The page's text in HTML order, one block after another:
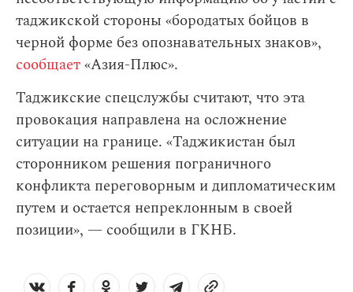
таджикской стороны «бородатых бойцов в
черной форме без опознавательных знаков»,
сообщает«Азия-Плюс».
Таджикские спецслужбы считают, что эта
провокация направлена на осложнение
ситуации на границе. «Таджикистан был
сторонником решения пограничного
конфликта переговорным и дипломатическим
путем и остается непреклонным в своей
позиции», — сообщили в ГКНБ.